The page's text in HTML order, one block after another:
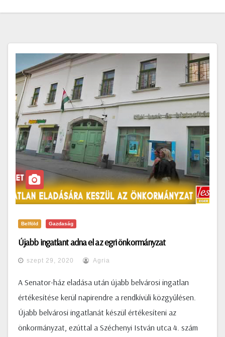
Belföld Gazdaság
Újabb ingatlant adna el az egri önkormányzat
szept 29, 2020 Agria
A Senator-ház eladása után újabb belvárosi ingatlan
értékesítése kerül napirendre a rendkívüli közgyűlésen.
Újabb belvárosi ingatlanát készül értékesíteni az
önkormányzat, ezúttal a Széchenyi István utca 4. szám